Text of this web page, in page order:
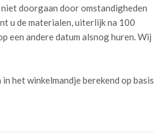
doorgaan door omstandigheden
u de materialen, uiterlijk na 100
een andere datum alsnog huren. Wij
het winkelmandje berekend op basis